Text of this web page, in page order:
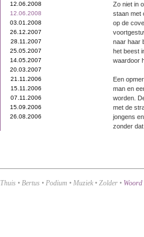
Zo niet in
staan met
op de
naar haar
het beest
waardoor
Een
man en
worden.
met de
jongens
zonder
Thuis • Bertus • Podium • Muziek • Zolder • Woord
12.06.2008
12.06.2008
03.01.2008
26.12.2007
28.11.2007
25.05.2007
14.05.2007
20.03.2007
21.11.2006
15.11.2006
07.11.2006
15.09.2006
26.08.2006